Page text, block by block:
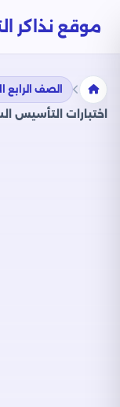
موقع نذاكر
الصف الرابع